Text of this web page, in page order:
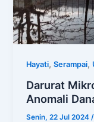
Hayati,Serampai,
Darurat
Anomali
Senin, 22 Jul 2024